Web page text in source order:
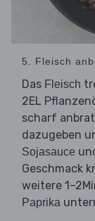
5. Fleisch
Das Fleisch
2EL
scharf
dazugeben
Sojasauce
Geschmack
weitere
Paprika